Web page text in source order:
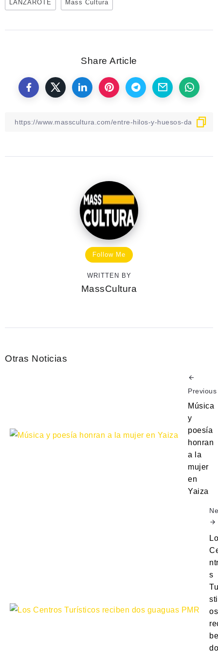
LANZAROTE Mass Cultura
Share Article
Follow Me
WRITTEN BY
MassCultura
Otras Noticias
Previous
Música
y
poesía
honran
a la
mujer
en
Yaiza
s
os